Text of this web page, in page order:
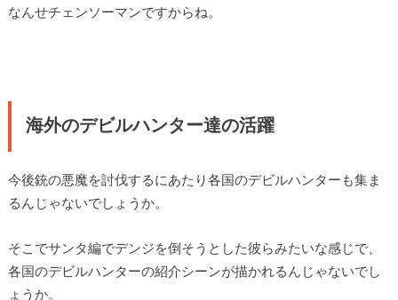
なんせチェンソーマンですからね。
海外のデビルハンター達の活躍
今後銃の悪魔を討伐するにあたり各国のデビルハンターも集ま
るんじゃないでしょうか。
そこでサンタ編でデンジを倒そうとした彼らみたいな感じで、
各国のデビルハンターの紹介シーンが描かれるんじゃないでし
ょうか。